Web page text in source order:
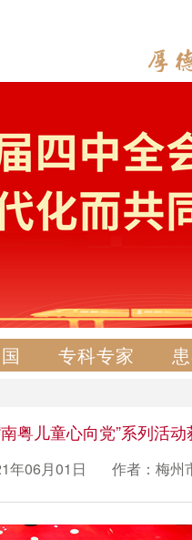
专科专家
粤儿童心向党”系列活
年06月01日 作者：梅州